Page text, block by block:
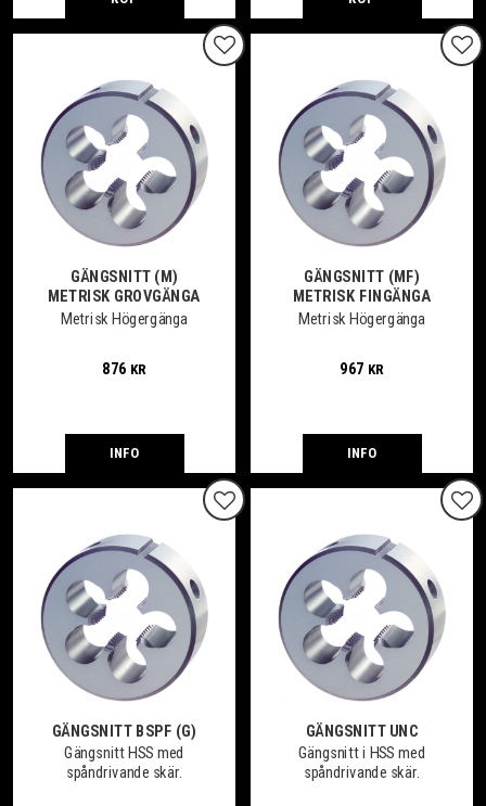
GÄNGSNITT (M)
METRISK GROVGÄNGA
Metrisk Högergänga
876 KR
Lägg till i favoriter
INFO
GÄNGSNITT (MF)
METRISK FINGÄNGA
Metrisk Högergänga
967 KR
INFO
GÄNGSNITT BSPF (G)
Gängsnitt HSS med
spåndrivande skär.
Lägg till i favoriter
GÄNGSNITT UNC
Gängsnitt i HSS med
spåndrivande skär.